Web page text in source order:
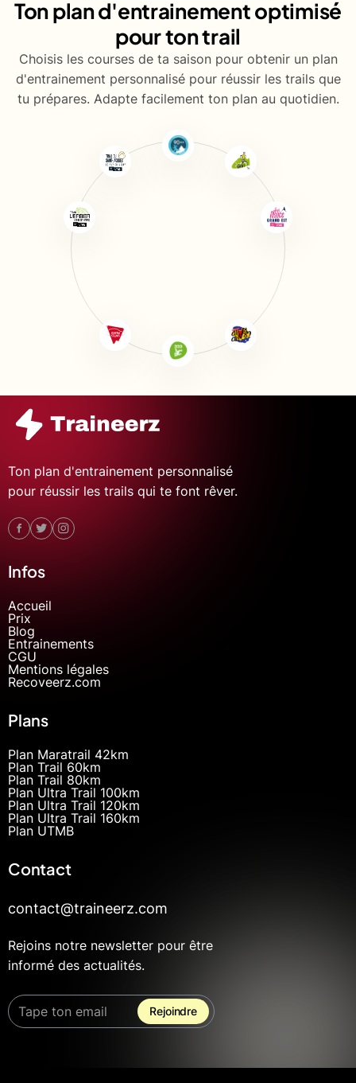
Ton plan d'entrainement optimisé
pour ton trail
Choisis les courses de ta saison pour obtenir un plan
d'entrainement personnalisé pour réussir les trails que
tu prépares. Adapte facilement ton plan au quotidien.
Ton plan d'entrainement personnalisé
pour réussir les trails qui te font rêver.
Infos
Accueil
Prix
Blog
Entrainements
CGU
Mentions légales
Recoveerz.com
Plans
Plan Maratrail 42km
Plan Trail 60km
Plan Trail 80km
Plan Ultra Trail 100km
Plan Ultra Trail 120km
Plan Ultra Trail 160km
Plan UTMB
Contact
contact@traineerz.com
Rejoins notre newsletter pour être
informé des actualités.